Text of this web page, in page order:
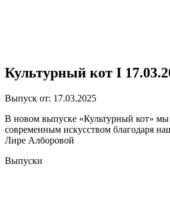
Культурный кот I
Выпуск от: 17.03.2025
В новом выпуске «Культурный кот» мы
современным искусством благодаря
Лире Алборовой
Выпуски